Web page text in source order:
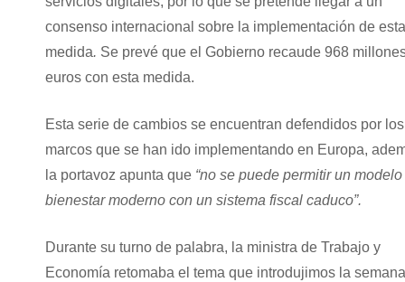
consenso internacional sobre la implementación de esta
medida. Se prevé que el Gobierno recaude 968
euros con esta medida.
Esta serie de cambios se encuentran defendidos por los
marcos que se han ido implementando en Europa,
la portavoz apunta que “no se puede permitir un
bienestar moderno con un sistema fiscal caduco”.
Durante su turno de palabra, la ministra de Trabajo y
Economía retomaba el tema que introdujimos la semana